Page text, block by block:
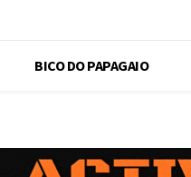
BICO DO PAPAGAIO